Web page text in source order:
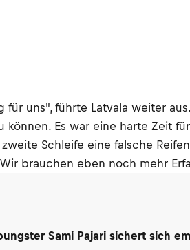
für uns", führte Latvala weiter
können. Es war eine harte Zeit
Schleife eine falsche
brauchen eben noch mehr
Sami Pajari sichert sich